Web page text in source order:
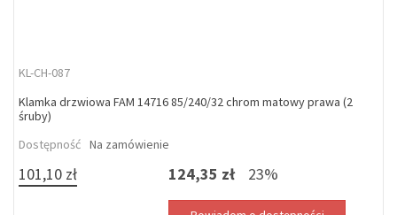
KL-CH-087
Klamka drzwiowa FAM 14716 85/240/32 chrom matowy prawa (2
śruby)
Dostępność Na zamówienie
101,10 zł 124,35 zł 23%